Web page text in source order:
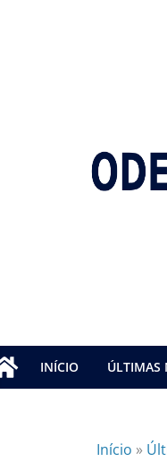
INÍCIO ÚLTIMAS
Início »